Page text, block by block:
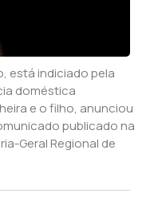
está indiciado pela
doméstica
e o filho, anunciou
publicado na
Geral Regional de